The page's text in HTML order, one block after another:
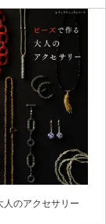
人のアクセサリー